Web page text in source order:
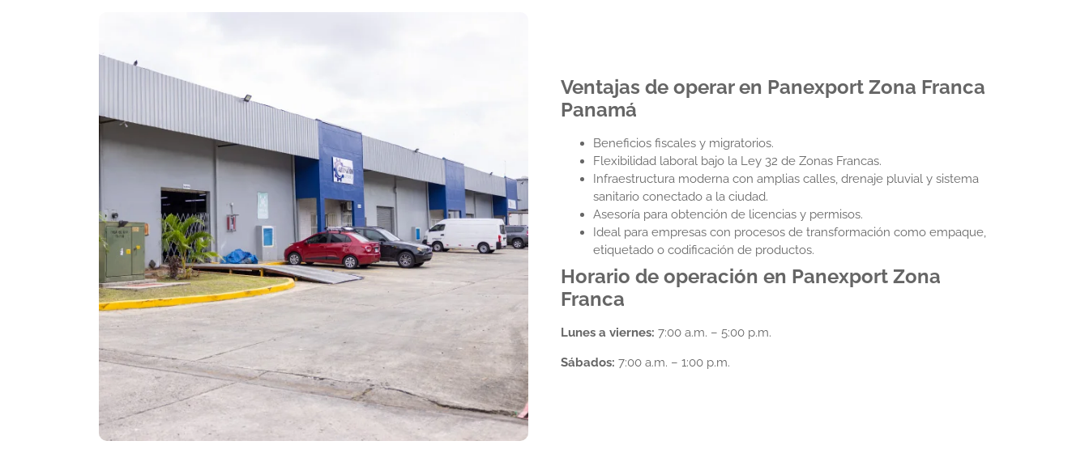
Ventajas de operar en Panexport Zona Franca
Panamá
Beneficios fiscales y migratorios.
Flexibilidad laboral bajo la Ley 32 de Zonas Francas.
Infraestructura moderna con amplias calles, drenaje pluvial y sistema
sanitario conectado a la ciudad.
Asesoría para obtención de licencias y permisos.
Ideal para empresas con procesos de transformación como empaque,
etiquetado o codificación de productos.
Horario de operación en Panexport Zona
Franca
Lunes a viernes: 7:00 a.m. – 5:00 p.m.
Sábados: 7:00 a.m. – 1:00 p.m.